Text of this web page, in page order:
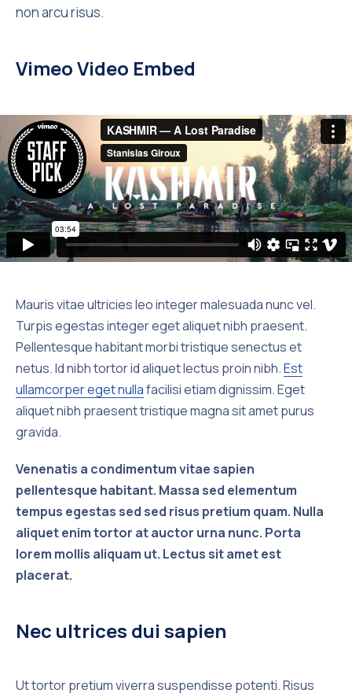
non arcu risus.
Vimeo Video Embed
Mauris vitae ultricies leo integer malesuada nunc vel.
Turpis egestas integer eget aliquet nibh praesent.
Pellentesque habitant morbi tristique senectus et
netus. Id nibh tortor id aliquet lectus proin nibh.Est
ullamcorper eget nullafacilisi etiam dignissim. Eget
aliquet nibh praesent tristique magna sit amet purus
gravida.
Venenatis a condimentum vitae sapien
pellentesque habitant. Massa sed elementum
tempus egestas sed sed risus pretium quam. Nulla
aliquet enim tortor at auctor urna nunc. Porta
lorem mollis aliquam ut. Lectus sit amet est
placerat.
Nec ultrices dui sapien
Ut tortor pretium viverra suspendisse potenti. Risus